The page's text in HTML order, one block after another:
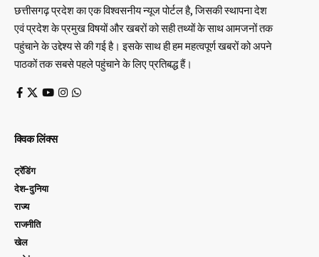
छत्तीसगढ़ प्रदेश का एक विश्वसनीय न्यूज पोर्टल है, जिसकी स्थापना देश
एवं प्रदेश के प्रमुख विषयों और खबरों को सही तथ्यों के साथ आमजनों तक
पहुंचाने के उद्देश्य से की गई है। इसके साथ ही हम महत्वपूर्ण खबरों को अपने
पाठकों तक सबसे पहले पहुंचाने के लिए प्रतिबद्ध हैं।
क्विक लिंक्स
ट्रेंडिंग
देश-दुनिया
राज्य
राजनीति
खेल